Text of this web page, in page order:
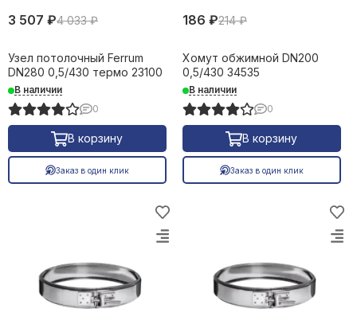
3 507 ₽4 033 ₽
Узел потолочный Ferrum
DN280 0,5/430 термо 23100
В наличии
0
В корзину
Заказ в один клик
186 ₽214 ₽
Хомут обжимной DN200
0,5/430 34535
В наличии
0
В корзину
Заказ в один клик